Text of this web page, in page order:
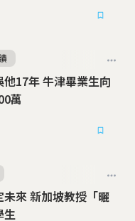
津畢業生向
萬
授「曬
生